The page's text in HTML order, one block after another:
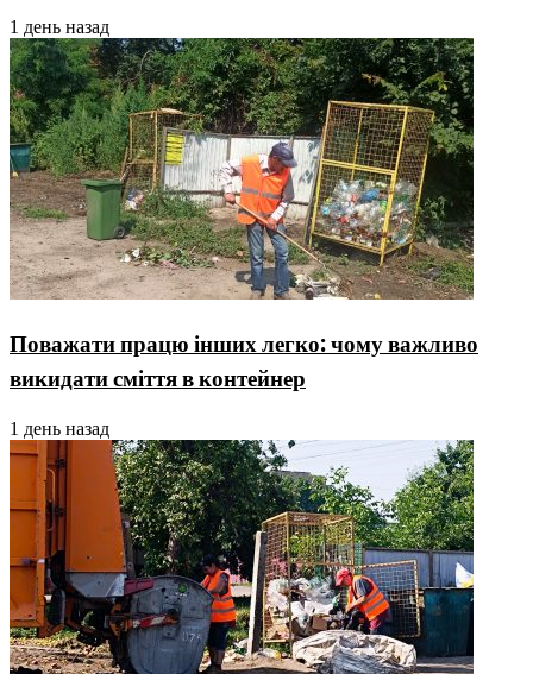
1 день назад
Поважати працю інших легко: чому важливо
викидати сміття в контейнер
1 день назад